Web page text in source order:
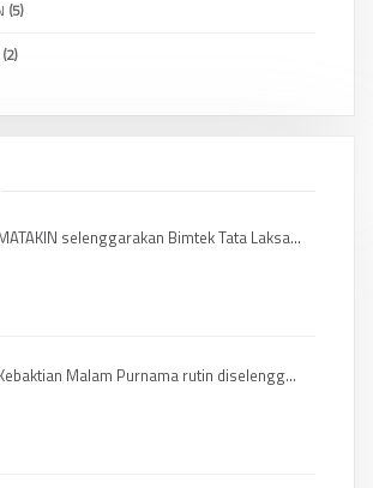
(5)
(2)
selenggarakan Bimtek Tata Laksa...
Malam Purnama rutin diselengg...